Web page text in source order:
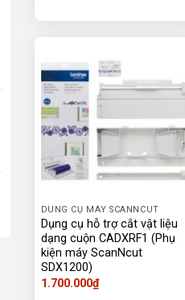
DUNG CỤ MÁY SCANNCUT
Dụng cụ hỗ trợ cắt vật liệu
dạng cuộn CADXRF1 (Phụ
kiện máy ScanNcut
SDX1200)
1.700.000₫